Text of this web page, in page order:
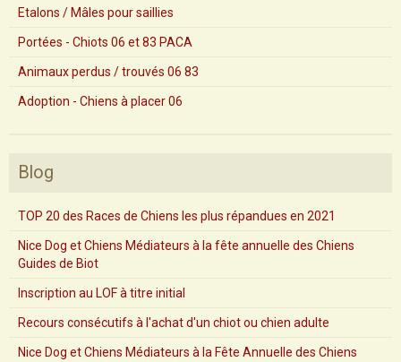
Etalons / Mâles pour saillies
Portées - Chiots 06 et 83 PACA
Animaux perdus / trouvés 06 83
Adoption - Chiens à placer 06
Blog
TOP 20 des Races de Chiens les plus répandues en 2021
Nice Dog et Chiens Médiateurs à la fête annuelle des Chiens
Guides de Biot
Inscription au LOF à titre initial
Recours consécutifs à l'achat d'un chiot ou chien adulte
Nice Dog et Chiens Médiateurs à la Fête Annuelle des Chiens